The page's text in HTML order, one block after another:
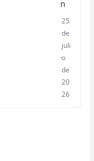
n
25
de
juli
o
de
20
26